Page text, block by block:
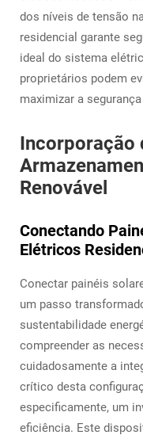
dos níveis de tensão
residencial garante
ideal do sistema
proprietários podem
maximizar a
Incorporação
Renovável
Conectando
Elétricos
Conectar painéis
um passo
sustentabilidade
compreender as
cuidadosamente a
crítico desta
especificamente, um
eficiência. Este